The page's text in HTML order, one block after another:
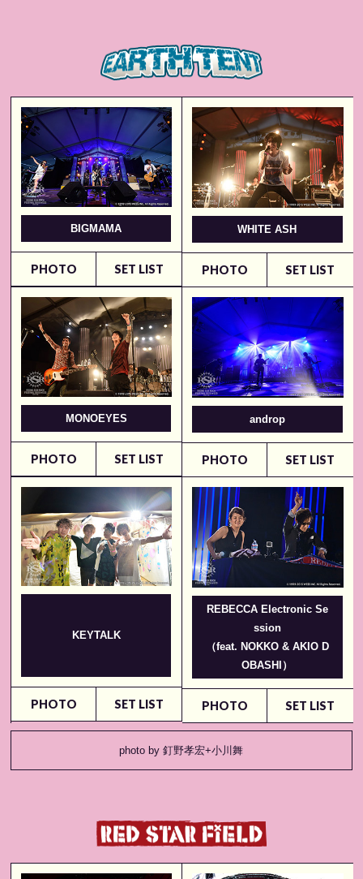
BIGMAMA
PHOTO SET LIST
WHITE ASH
PHOTO SET LIST
MONOEYES
PHOTO SET LIST
androp
PHOTO SET LIST
KEYTALK
PHOTO SET LIST
REBECCA Electronic Se
ssion
（feat. NOKKO & AKIO D
OBASHI）
PHOTO SET LIST
photo by 釘野孝宏+小川舞